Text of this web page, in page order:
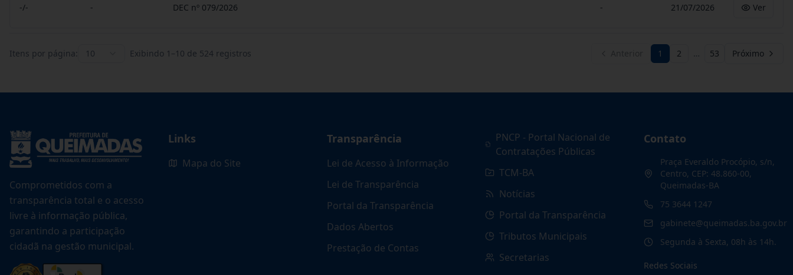
-/- - DEC nº 079/2026 - 21/07/2026 Ver
Itens por página: 10 Exibindo 1 –10 de 524 registros 1 2 … 53 Próximo
Comprometidos com a
transparência total e o acesso
livre à informação pública,
garantindo a participação
cidadã na gestão municipal.
Links
Mapa do Site
Transparência
Lei de Acesso à Informação
Lei de Transparência
Portal da Transparência
Dados Abertos
Prestação de Contas
PNCP - Portal Nacional de
Contratações Públicas
TCM-BA
Notícias
Portal da Transparência
Tributos Municipais
Secretarias
Contato
Praça Everaldo Procópio, s/n,
Centro, CEP: 48.860-00,
Queimadas-BA
75 3644 1247
gabinete@queimadas.ba.gov.br
Segunda à Sexta, 08h às 14h.
Redes Sociais